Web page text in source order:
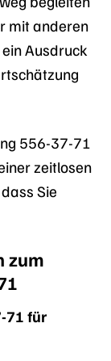
mit anderen
Ausdruck
556-37-71
zeitlosen
Sie
zum
71 für